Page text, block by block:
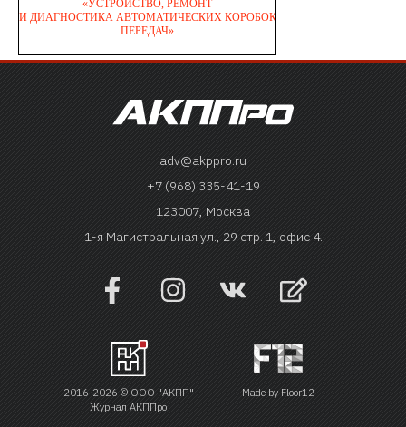
adv@akppro.ru
+7 (968) 335-41-19
123007, Москва
1-я Магистральная ул., 29 стр. 1, офис 4.
2016-2026 © ООО "АКПП"
Журнал АКППро
Made by Floor12